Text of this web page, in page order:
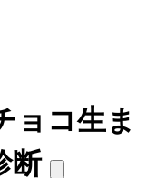
ョコ生ま
断